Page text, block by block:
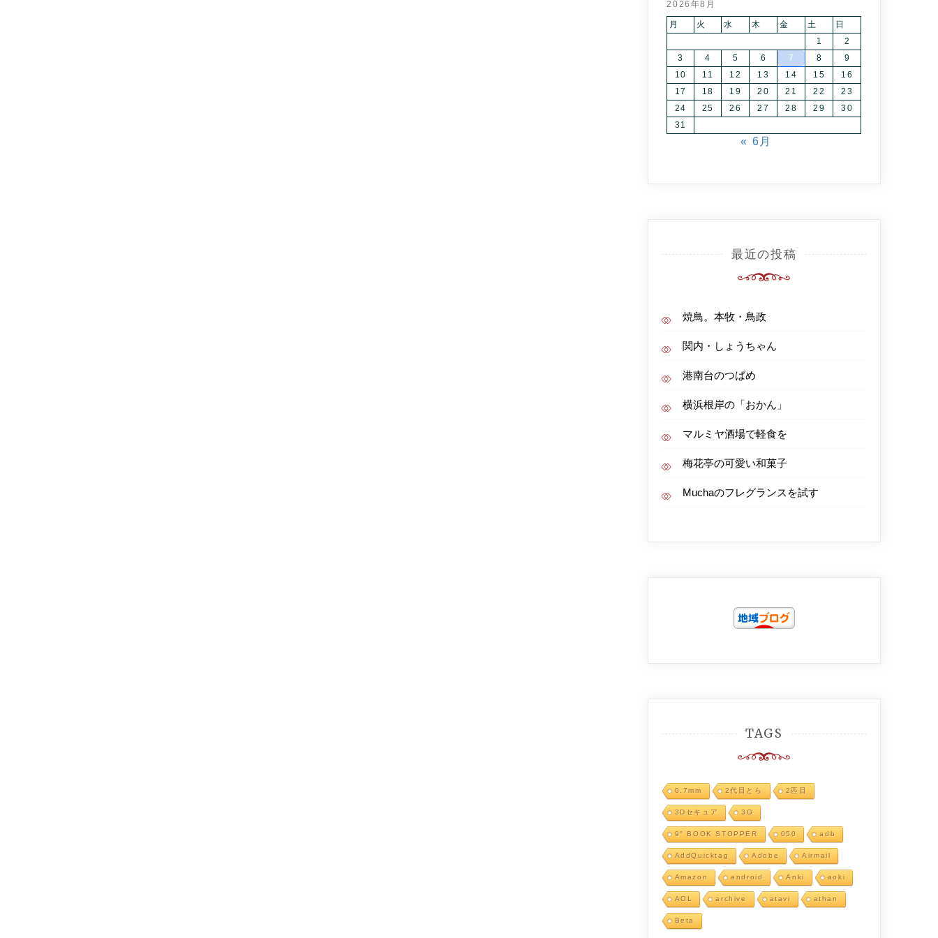
2026年8月
月 火 水 木 金 土
日
1
2
3
4 5 6 7 8
9
10
11 12 13 14 15
16
17
18 19 20 21 22
23
24
25 26 27 28 29
30
31
« 6月
最近の投稿
焼鳥。本牧・鳥政
関内・しょうちゃん
港南台のつばめ
横浜根岸の「おかん」
マルミヤ酒場で軽食を
梅花亭の可愛い和菓子
Muchaのフレグランスを試す
TAGS
0.7mm 2代目とら 2匹目
3Dセキュア 3G
9° BOOK STOPPER 050 adb
AddQuicktag Adobe Airmail
Amazon android Anki aoki
AOL archive atavi athan
Beta